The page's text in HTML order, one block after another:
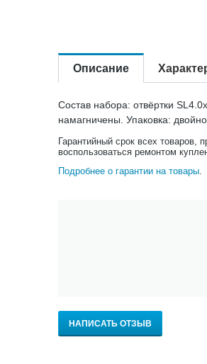
Описание
Состав набора: отвёртки
намагничены. Упаковка:
Гарантийный срок всех товаров,
воспользоваться ремонтом
Подробнее о гарантии на товары
НАПИСАТЬ ОТЗЫВ